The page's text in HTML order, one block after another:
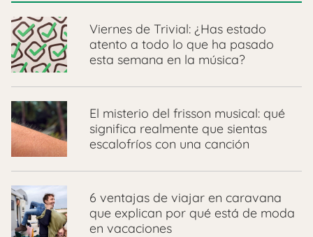
Viernes de Trivial: ¿Has estado
atento a todo lo que ha pasado
esta semana en la música?
El misterio del frisson musical: qué
significa realmente que sientas
escalofríos con una canción
6 ventajas de viajar en caravana
que explican por qué está de moda
en vacaciones